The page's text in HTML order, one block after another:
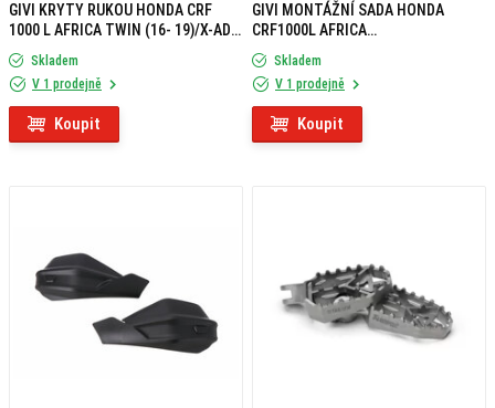
GIVI KRYTY RUKOU HONDA CRF
1000 L AFRICA TWIN (16- 19)/X-ADV
750 (17-) HP1144
Skladem
V 1 prodejně
Koupit
GIVI MONTÁŽNÍ SADA HONDA
CRF1000L AFRICA
TWIN/ADVENTURE SPORTS (18-19)
1161KIT
Skladem
V 1 prodejně
Koupit